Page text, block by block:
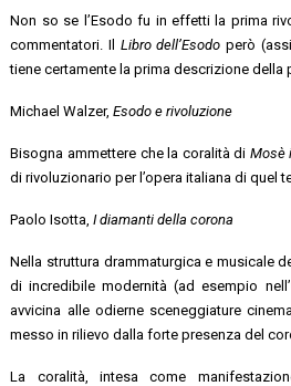
Non so se l’Esodo fu in effetti la prima
commentatori. Il Libro dell’Esodo però
tiene certamente la prima descrizione della
Michael Walzer,Esodo e rivoluzione
Bisogna ammettere che la coralità di Mosè
di rivoluzionario per l’opera italiana di quel
Paolo Isotta,I diamanti della corona
Nella struttura drammaturgica e musicale
di incredibile modernità (ad esempio
avvicina alle odierne sceneggiature
messo in rilievo dalla forte presenza del
La coralità, intesa come